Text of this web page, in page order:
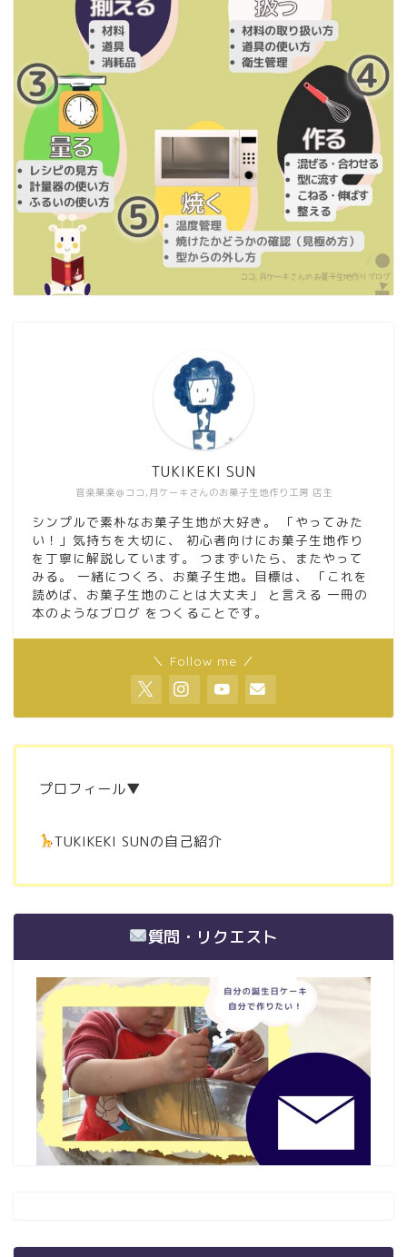
音楽菓楽＠ココ,月ケーキさんのお菓子生地作り工房 店主
TUKIKEKI SUN
シンプルで素朴なお菓子生地が大好き。 「やってみた
い！」気持ちを大切に、 初心者向けにお菓子生地作り
を丁寧に解説しています。 つまずいたら、またやって
みる。 一緒につくろ、お菓子生地。目標は、 「これを
読めば、お菓子生地のことは大丈夫」 と言える 一冊の
本のようなブログ をつくることです。
＼ Follow me ／
プロフィール▼
TUKIKEKI SUNの自己紹介
質問・リクエスト